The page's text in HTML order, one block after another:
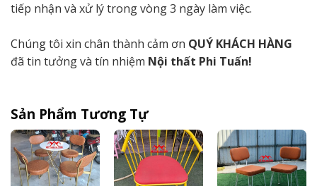
tiếp nhận và xử lý trong vòng 3 ngày làm việc.
Chúng tôi xin chân thành cảm ơn QUÝ KHÁCH HÀNG
đã tin tưởng và tín nhiệm Nội thất Phi Tuấn!
Sản Phẩm Tương Tự